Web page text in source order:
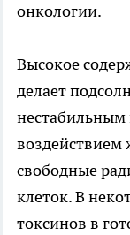
онкологии.
Высокое
делает
нестабильным
воздействием
свободные
клеток. В
токсинов в